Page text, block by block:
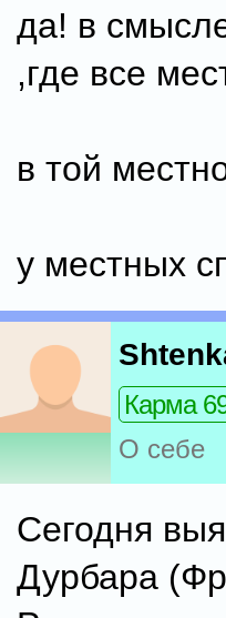
да! в
,где все
в той
у местных
Карма
О себе
Сегодня
Дурбара